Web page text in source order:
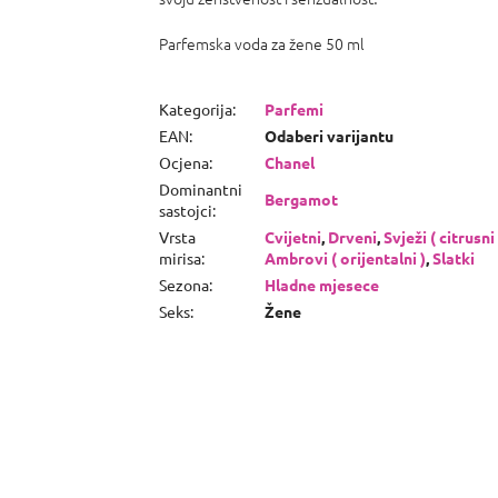
Parfemska voda za žene 50 ml
Kategorija:
Parfemi
EAN:
Odaberi varijantu
Ocjena:
Chanel
Dominantni
sastojci:
Bergamot
Vrsta
mirisa:
Cvijetni, Drveni,Svježi ( citrusni
Ambrovi ( orijentalni ),Slatki
Sezona:
Hladne mjesece
Seks: Žene